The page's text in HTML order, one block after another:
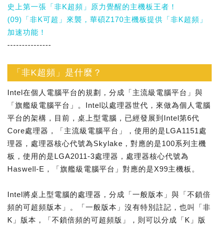
史上第一張「非K超頻」原力覺醒的主機板王者！
(09)「非K可超」來襲，華碩Z170主機板提供「非K超頻」
加速功能！
---------------
「非K超頻」是什麼？
Intel在個人電腦平台的規劃，分成「主流級電腦平台」與
「旗艦級電腦平台」。Intel以處理器世代，來做為個人電腦
平台的架構，目前，桌上型電腦，已經發展到Intel第6代
Core處理器，「主流級電腦平台」，使用的是LGA1151處
理器，處理器核心代號為Skylake，對應的是100系列主機
板，使用的是LGA2011-3處理器，處理器核心代號為
Haswell-E，「旗艦級電腦平台」對應的是X99主機板。
Intel將桌上型電腦的處理器，分成「一般版本」與「不鎖倍
頻的可超頻版本」。「一般版本」沒有特別註記，也叫「非
K」版本，「不鎖倍頻的可超頻版」，則可以分成「K」版